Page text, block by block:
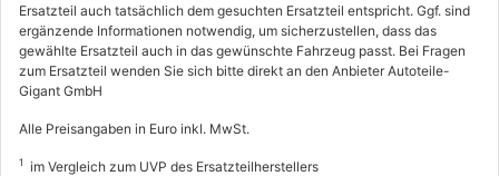
Ersatzteil auch tatsächlich dem gesuchten Ersatzteil entspricht. Ggf. sind
ergänzende Informationen notwendig, um sicherzustellen, dass das
gewählte Ersatzteil auch in das gewünschte Fahrzeug passt. Bei Fragen
zum Ersatzteil wenden Sie sich bitte direkt an den Anbieter Autoteile-
Gigant GmbH
Alle Preisangaben in Euro inkl. MwSt.
1 im Vergleich zum UVP des Ersatzteilherstellers